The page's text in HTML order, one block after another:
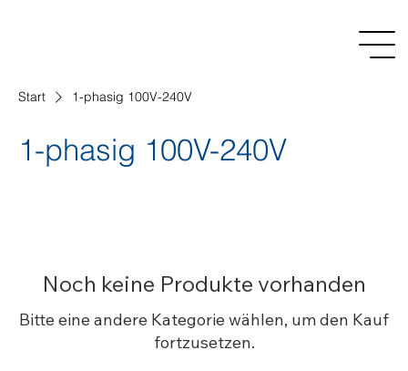
Start 1-phasig 100V-240V
1-phasig 100V-240V
Noch keine Produkte vorhanden
Bitte eine andere Kategorie wählen, um den Kauf
fortzusetzen.